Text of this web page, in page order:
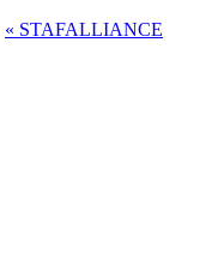
« STAFALLIANCE